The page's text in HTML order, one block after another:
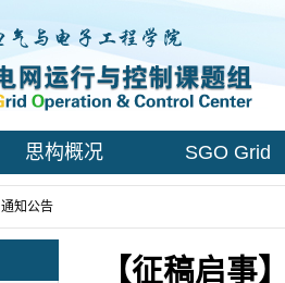
思构概况 SGO Grid
通知公告
【征稿启事